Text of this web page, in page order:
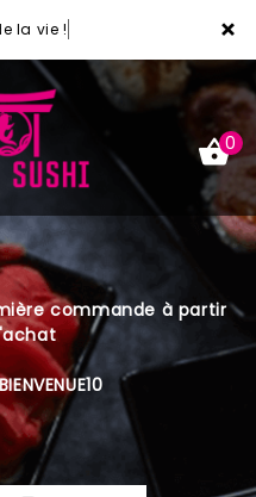
×
la vie !
0
commande à partir